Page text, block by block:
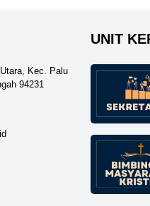
Kec. Palu
94231
UNIT